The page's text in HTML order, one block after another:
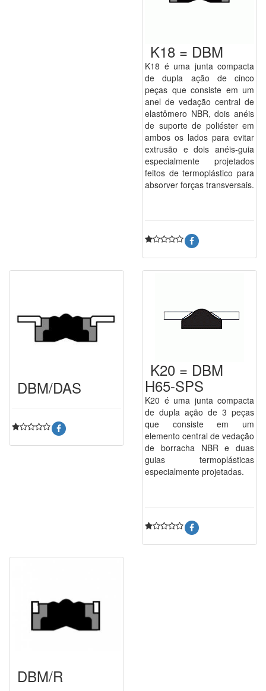
K18 = DBM
K18 é uma junta compacta
de dupla ação de cinco
peças que consiste em um
anel de vedação central de
elastômero NBR, dois anéis
de suporte de poliéster em
ambos os lados para evitar
extrusão e dois anéis-guia
especialmente projetados
feitos de termoplástico para
absorver forças transversais.
DBM/DAS
K20 = DBM
H65-SPS
K20 é uma junta compacta
de dupla ação de 3 peças
que consiste em um
elemento central de vedação
de borracha NBR e duas
guias termoplásticas
especialmente projetadas.
DBM/R